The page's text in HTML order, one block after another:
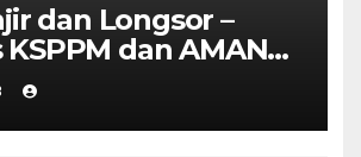
dan Longsor –
dan AMAN
Sepihak dan
– Tidak Ada
di Habeahan